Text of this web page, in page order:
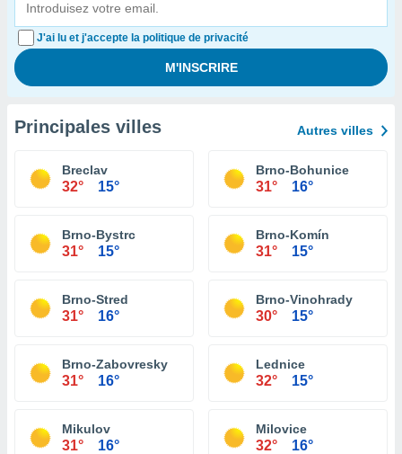
J'ai lu et j'accepte la politique de privacité
Principales villes Autres villes
Breclav
32° 15°
Brno-Bohunice
31° 16°
Brno-Bystrc
31° 15°
Brno-Komín
31° 15°
Brno-Stred
31° 16°
Brno-Vinohrady
30° 15°
Brno-Zabovresky
31° 16°
Lednice
32° 15°
Mikulov
31° 16°
Milovice
32° 16°